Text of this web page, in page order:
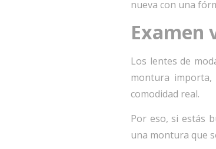
nueva con una
Examen
Los lentes de
montura
comodidad real.
Por eso, si estás
una montura que